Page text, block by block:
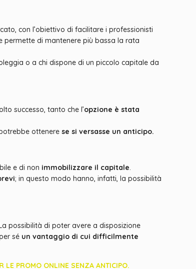
con l’obiettivo di facilitare i professionisti
permette di mantenere più bassa la rata
o a chi dispone di un piccolo capitale da
successo, tanto che l’opzione è stata
ottenerese si versasse un anticipo.
e di non immobilizzare il capitale.
; in questo modo hanno, infatti, la possibilità
possibilità di poter avere a disposizione
sé un vantaggio di cui difficilmente
LE PROMO ONLINE SENZA ANTICIPO.